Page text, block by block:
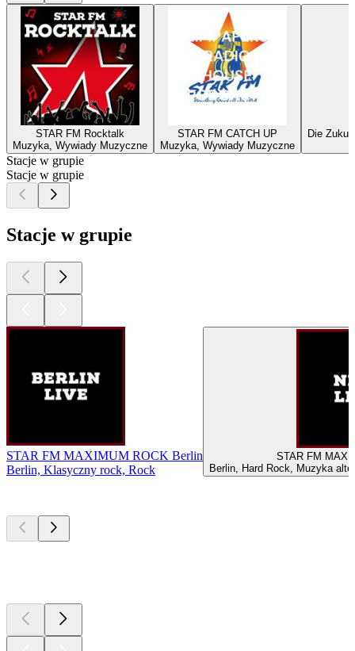
STAR FM Rocktalk
Muzyka, Wywiady Muzyczne
STAR FM CATCH UP
Muzyka, Wywiady Muzyczne
Die
Stacje w grupie
Stacje w grupie
Stacje w grupie
STAR FM MAXIMUM ROCK Berlin
Berlin, Klasyczny rock, Rock
STAR
Berlin, Hard Rock, Muzyka